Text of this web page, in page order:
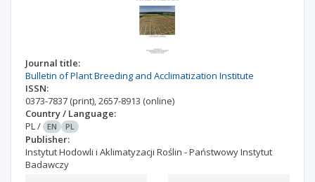
Journal title:
Bulletin of Plant Breeding and Acclimatization Institute
ISSN:
0373-7837 (print),2657-8913 (online)
Country / Language:
PL/ EN PL
Publisher:
Instytut Hodowli i Aklimatyzacji Roślin - Państwowy Instytut
Badawczy